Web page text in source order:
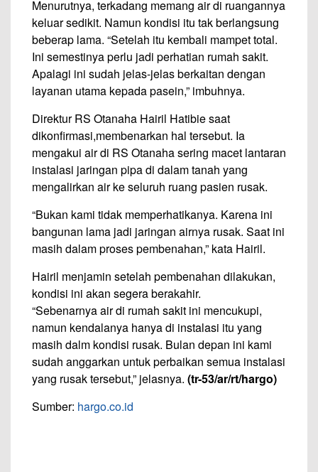
Menurutnya, terkadang memang air di ruangannya
keluar sedikit. Namun kondisi itu tak berlangsung
beberap lama. “Setelah itu kembali mampet total.
Ini semestinya perlu jadi perhatian rumah sakit.
Apalagi ini sudah jelas-jelas berkaitan dengan
layanan utama kepada pasein,” imbuhnya.
Direktur RS Otanaha Hairil Hatibie saat
dikonfirmasi,membenarkan hal tersebut. Ia
mengakui air di RS Otanaha sering macet lantaran
instalasi jaringan pipa di dalam tanah yang
mengalirkan air ke seluruh ruang pasien rusak.
“Bukan kami tidak memperhatikanya. Karena ini
bangunan lama jadi jaringan airnya rusak. Saat ini
masih dalam proses pembenahan,” kata Hairil.
Hairil menjamin setelah pembenahan dilakukan,
kondisi ini akan segera berakahir.
“Sebenarnya air di rumah sakit ini mencukupi,
namun kendalanya hanya di instalasi itu yang
masih dalm kondisi rusak. Bulan depan ini kami
sudah anggarkan untuk perbaikan semua instalasi
yang rusak tersebut,” jelasnya. (tr-53/ar/rt/hargo)
Sumber: hargo.co.id